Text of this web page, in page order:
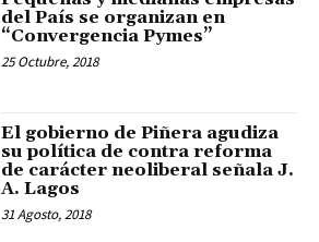
del País se organizan en
“Convergencia Pymes”
25 Octubre, 2018
El gobierno de Piñera agudiza
su política de contra reforma
de carácter neoliberal señala J.
A. Lagos
31 Agosto, 2018